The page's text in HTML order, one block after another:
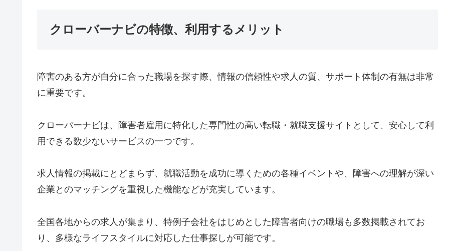
クローバーナビの特徴、利用するメリット
障害のある方が自分に合った職場を探す際、情報の信頼性や求人の質、サポート体制の有無は非常
に重要です。
クローバーナビは、障害者雇用に特化した専門性の高い転職・就職支援サイトとして、安心して利
用できる数少ないサービスの一つです。
求人情報の掲載にとどまらず、就職活動を成功に導くための各種イベントや、障害への理解が深い
企業とのマッチングを重視した機能などが充実しています。
全国各地からの求人が集まり、特例子会社をはじめとした障害者向けの職場も多数掲載されてお
り、多様なライフスタイルに対応した仕事探しが可能です。